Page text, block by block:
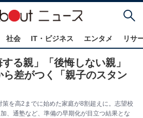
社会 IT・ビジネス エンタメ リサ
る親」「後悔しない親」
差がつく「親子のスタン
を高2までに始めた家庭が8割超えに。志望校
、通塾など、準備の早期化が目立つ結果とな